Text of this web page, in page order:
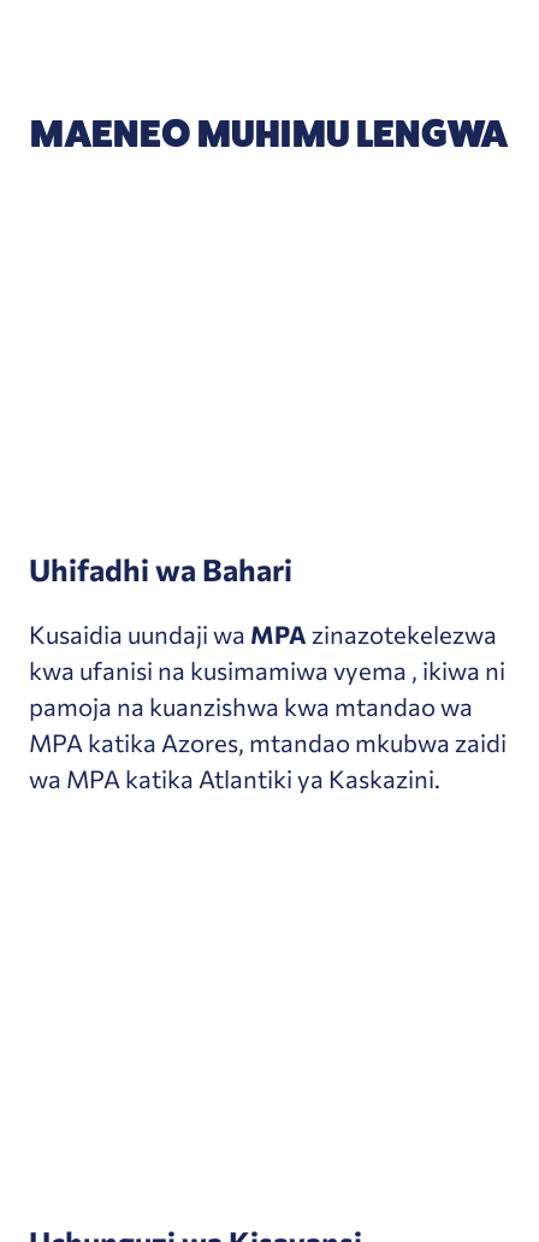
MAENEO MUHIMU LENGWA
Uhifadhi wa Bahari
Kusaidia uundaji wa MPA zinazotekelezwa
kwa ufanisi na kusimamiwa vyema , ikiwa ni
pamoja na kuanzishwa kwa mtandao wa
MPA katika Azores, mtandao mkubwa zaidi
wa MPA katika Atlantiki ya Kaskazini.